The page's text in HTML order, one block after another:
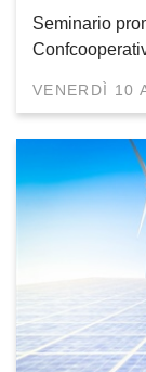
Seminario
VENERDÌ 10